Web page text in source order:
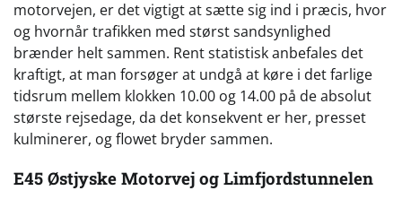
motorvejen, er det vigtigt at sætte sig ind i præcis, hvor
og hvornår trafikken med størst sandsynlighed
brænder helt sammen. Rent statistisk anbefales det
kraftigt, at man forsøger at undgå at køre i det farlige
tidsrum mellem klokken 10.00 og 14.00 på de absolut
største rejsedage, da det konsekvent er her, presset
kulminerer, og flowet bryder sammen.
E45 Østjyske Motorvej og Limfjordstunnelen